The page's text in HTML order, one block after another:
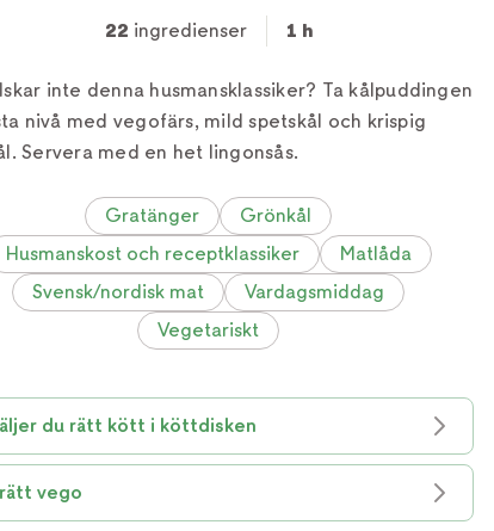
22 ingredienser 1 h
inte denna husmansklassiker? Ta kålpuddingen
nivå med vegofärs, mild spetskål och krispig
Servera med en het lingonsås.
Gratänger
Grönkål
Husmanskost och receptklassiker
Matlåda
Svensk/nordisk mat
Vardagsmiddag
Vegetariskt
du rätt kött i köttdisken
vego